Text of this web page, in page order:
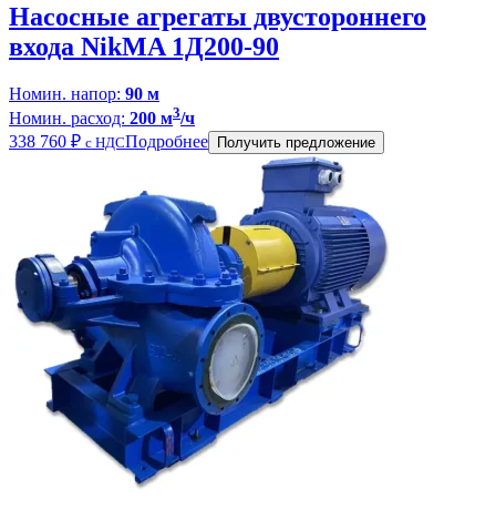
Насосные агрегаты двустороннего
входа NikMA 1Д200-90
Номин. напор: 90 м
Номин. расход: 200 м3/ч
338 760 ₽ с НДСПодробнее Получить предложение